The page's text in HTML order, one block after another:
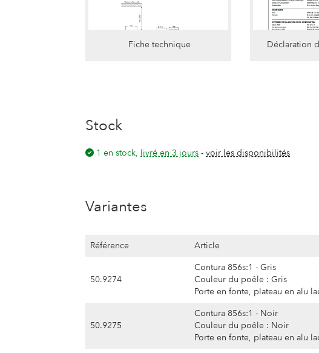
Fiche technique Déclaration
Stock
1 en stock, livré en 3 jours - voir les disponibilités
Variantes
Référence Article
50.9274
Contura 856s:1 - Gris
Couleur du poêle : Gris
Porte en fonte, plateau en alu
50.9275
Contura 856s:1 - Noir
Couleur du poêle : Noir
Porte en fonte, plateau en alu